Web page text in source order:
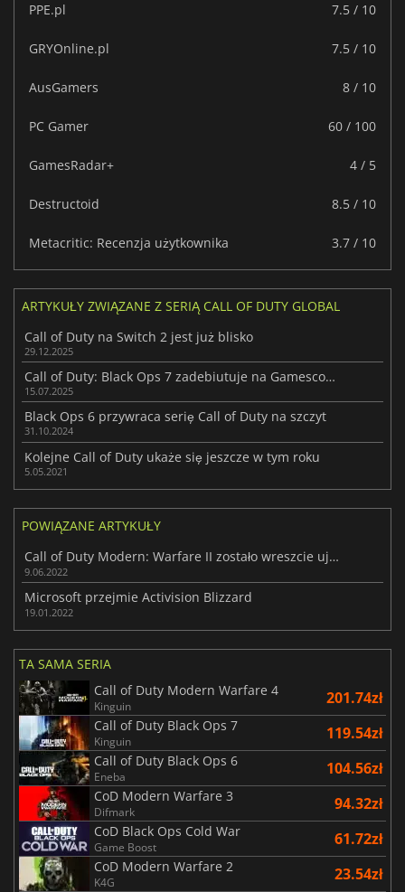
PPE.pl 7.5 / 10
GRYOnline.pl 7.5 / 10
AusGamers 8 / 10
PC Gamer 60 / 100
GamesRadar+ 4 / 5
Destructoid 8.5 / 10
Metacritic: Recenzja użytkownika 3.7 / 10
ARTYKUŁY ZWIĄZANE Z SERIĄ CALL OF DUTY GLOBAL
Call of Duty na Switch 2 jest już blisko
29.12.2025
Call of Duty: Black Ops 7 zadebiutuje na Gamescom już w sierpniu
15.07.2025
Black Ops 6 przywraca serię Call of Duty na szczyt
31.10.2024
Kolejne Call of Duty ukaże się jeszcze w tym roku
5.05.2021
POWIĄZANE ARTYKUŁY
Call of Duty Modern: Warfare II zostało wreszcie ujawnione
9.06.2022
Microsoft przejmie Activision Blizzard
19.01.2022
TA SAMA SERIA
Call of Duty Modern Warfare 4
Kinguin 201.74zł
Call of Duty Black Ops 7
Kinguin 119.54zł
Call of Duty Black Ops 6
Eneba 104.56zł
CoD Modern Warfare 3
Difmark 94.32zł
CoD Black Ops Cold War
Game Boost 61.72zł
CoD Modern Warfare 2
K4G 23.54zł